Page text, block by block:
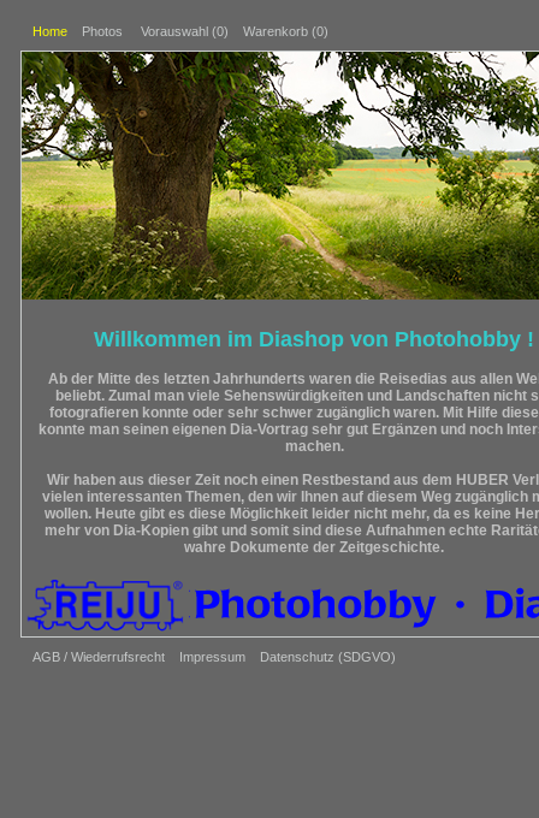
Home Photos Vorauswahl (0) Warenkorb (0)
AGB / Wiederrufsrecht Impressum Datenschutz (SDGVO)
Willkommen im Diashop von Photohobby !
Ab der Mitte des letzten Jahrhunderts waren die Reisedias aus allen
beliebt. Zumal man viele Sehenswürdigkeiten und Landschaften nicht
fotografieren konnte oder sehr schwer zugänglich waren. Mit Hilfe
konnte man seinen eigenen Dia-Vortrag sehr gut Ergänzen und noch
machen.
Wir haben aus dieser Zeit noch einen Restbestand aus dem HUBER
vielen interessanten Themen, den wir Ihnen auf diesem Weg zugänglich
wollen. Heute gibt es diese Möglichkeit leider nicht mehr, da es keine
mehr von Dia-Kopien gibt und somit sind diese Aufnahmen echte
wahre Dokumente der Zeitgeschichte.